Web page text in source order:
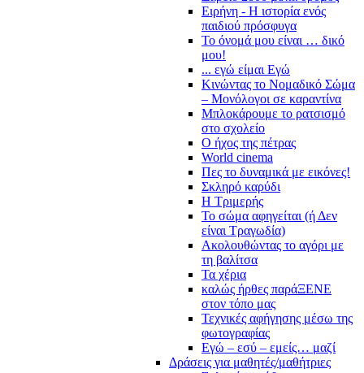
Ειρήνη - Η ιστορία ενός
παιδιού πρόσφυγα
Το όνομά μου είναι … δικό
μου!
... εγώ είμαι Εγώ
Κινώντας το Νομαδικό Σώμα
– Μονόλογοι σε καραντίνα
Μπλοκάρουμε το ρατσισμό
στο σχολείο
Ο ήχος της πέτρας
World cinema
Πες το δυναμικά με εικόνες!
Σκληρό καρύδι
Η Τριμερής
Το σώμα αφηγείται (ή Δεν
είναι Τραγωδία)
Ακολουθώντας το αγόρι με
τη βαλίτσα
Τα χέρια
καλώς ήρθες παράΞΕΝΕ
στον τόπο μας
Τεχνικές αφήγησης μέσω της
φωτογραφίας
Εγώ – εσύ – εμείς… μαζί
Δράσεις για μαθητές/μαθήτριες